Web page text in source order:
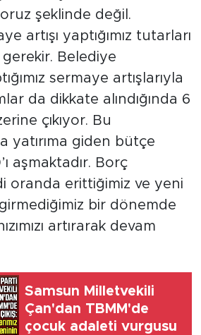
şeklinde değil.
artışı yaptığımız tutarları
Belediye
sermaye artışlarıyla
da dikkate alındığında 6
çıkıyor. Bu
yatırıma giden bütçe
aşmaktadır. Borç
oranda erittiğimiz ve yeni
bir dönemde
artırarak devam
Samsun Milletvekili
Çan'dan TBMM'de
çocuk adaleti vurgusu